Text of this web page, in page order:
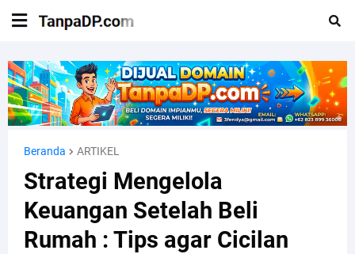
Beranda ARTIKEL
Strategi Mengelola
Keuangan Setelah Beli
Rumah : Tips agar Cicilan